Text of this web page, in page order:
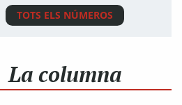
TOTS ELS NÚMEROS
La columna